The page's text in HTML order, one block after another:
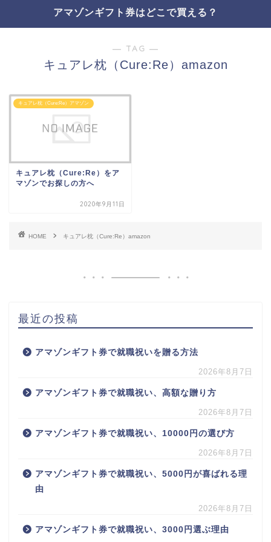
アマゾンギフト券はどこで買える？
― TAG ―
キュアレ枕（Cure:Re）amazon
キュアレ枕（Cure:Re）アマゾン
キュアレ枕（Cure:Re）をア
マゾンでお探しの方へ
2020年9月11日
HOME キュアレ枕（Cure:Re）amazon
最近の投稿
アマゾンギフト券で就職祝いを贈る方法
2026年8月7日
アマゾンギフト券で就職祝い、高額な贈り方
2026年8月7日
アマゾンギフト券で就職祝い、10000円の選び方
2026年8月7日
アマゾンギフト券で就職祝い、5000円が喜ばれる理
由
2026年8月7日
アマゾンギフト券で就職祝い、3000円選ぶ理由